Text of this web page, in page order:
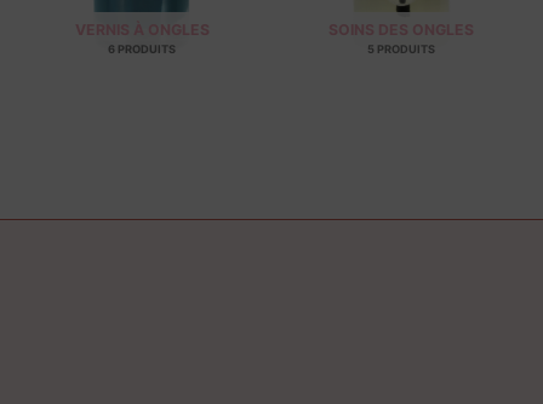
VERNIS À ONGLES
6 PRODUITS
SOINS DES ONGLES
5 PRODUITS